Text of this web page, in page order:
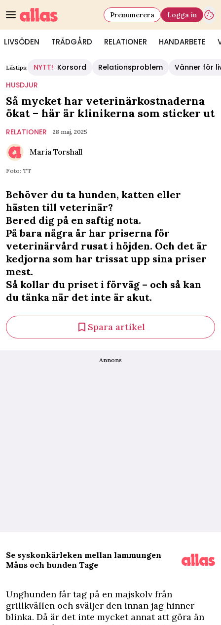
LIVSÖDEN TRÄDGÅRD RELATIONER HANDARBETE
Prenumerera Logga in
Lästips: NYTT! Korsord Relationsproblem
Vänner för
HUSDJUR
Så mycket har veterinärkostnaderna
ökat – här är klinikerna som sticker ut
RELATIONER 28 maj, 2025
Maria Torshall
Foto: TT
Behöver du ta hunden, katten eller
hästen till veterinär?
Bered dig på en saftig nota.
På bara några år har priserna för
veterinärvård rusat i höjden. Och det är
kedjorna som har trissat upp sina priser
mest.
Så kollar du priset i förväg – och så kan
du tänka när det inte är akut.
Spara artikel
Annons
Se syskonkärleken mellan lammungen
Måns och hunden Tage
Unghunden får tag på en majskolv från
grillkvällen och sväljer den innan jag hinner
blinka. Då är det inte mycket annat att göra än